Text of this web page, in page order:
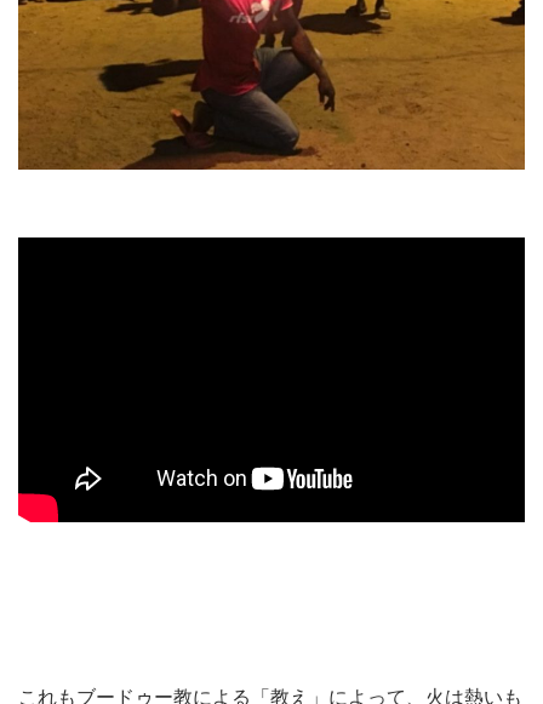
これもブードゥー教による「教え」によって、火は熱いも